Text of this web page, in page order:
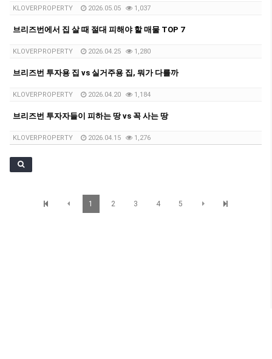
KLOVERPROPERTY 2026.05.05 1,037
브리즈번에서 집 살 때 절대 피해야 할 매물 TOP 7
KLOVERPROPERTY 2026.04.25 1,280
브리즈번 투자용 집 vs 실거주용 집, 뭐가 다를까
KLOVERPROPERTY 2026.04.20 1,184
브리즈번 투자자들이 피하는 땅 vs 꼭 사는 땅
KLOVERPROPERTY 2026.04.15 1,276
1 2 3 4 5